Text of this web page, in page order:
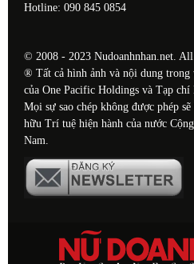
Hotline: 090 845 0854
© 2008 - 2023 Nudoanhnhan.net. All
® Tất cả hình ảnh và nội dung trong
của One Pacific Holdings và Tạp chí
Mọi sự sao chép không được phép
hữu Trí tuệ hiện hành của nước
Nam.